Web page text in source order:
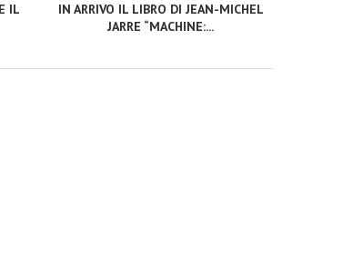
IL
IN ARRIVO IL LIBRO DI JEAN-MICHEL
JARRE “MACHINE:...